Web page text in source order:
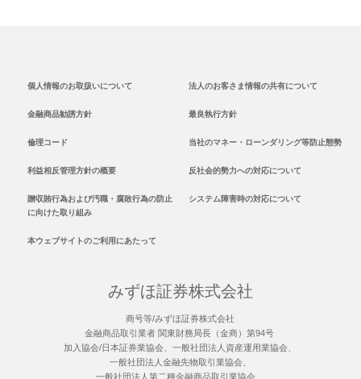
個人情報のお取扱いについて 法人のお客さま情報の共有について
金融商品勧誘方針 最良執行方針
倫理コード 当社のマネー・ローンダリング等防止態勢
利益相反管理方針の概要 反社会的勢力への対応について
贈収賄行為および汚職・腐敗行為の防止
に向けた取り組み
システム障害時の対応について
本ウェブサイトのご利用にあたって
みずほ証券株式会社
商号等/みずほ証券株式会社
金融商品取引業者 関東財務局長（金商）第94号
加入協会/日本証券業協会、一般社団法人資産運用業協会、
一般社団法人金融先物取引業協会、
一般社団法人第二種金融商品取引業協会、